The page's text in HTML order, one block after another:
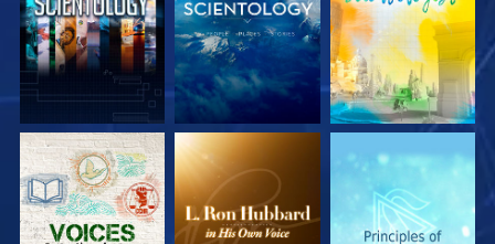
VERKEN DE SERIE VERKEN DE SERIE VERKEN DE SERIE